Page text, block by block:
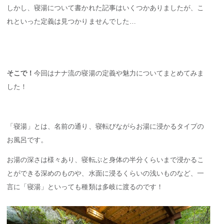
しかし、寝湯について書かれた記事はいくつかありましたが、こ
れといった定義は見つかりませんでした…
そこで！今回はナナ流の寝湯の定義や魅力についてまとめてみま
した！
「寝湯」とは、名前の通り、寝転びながらお湯に浸かるタイプの
お風呂です。
お湯の深さは様々あり、寝転ぶと身体の半分くらいまで浸かるこ
とができる深めのものや、水面に浸るくらいの浅いものなど、一
言に「寝湯」といっても種類は多岐に渡るのです！